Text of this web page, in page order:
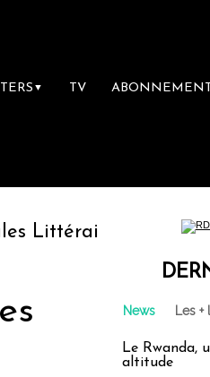
▼ TV
la première
News Les +
Le Rwanda,
altitude